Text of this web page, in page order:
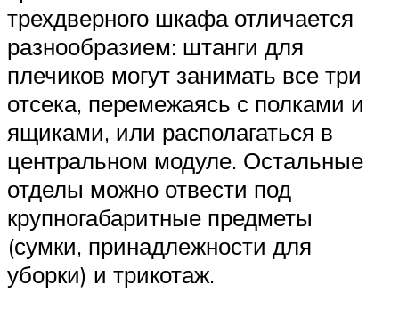
трехдверного шкафа отличается
разнообразием: штанги для
плечиков могут занимать все три
отсека, перемежаясь с полками и
ящиками, или располагаться в
центральном модуле. Остальные
отделы можно отвести под
крупногабаритные предметы
(сумки, принадлежности для
уборки) и трикотаж.